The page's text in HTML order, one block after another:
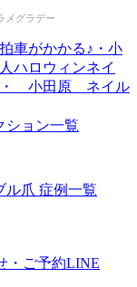
メグラデー
車がかかる♪・小
ハロウィンネイ
・ 小田原 ネイル